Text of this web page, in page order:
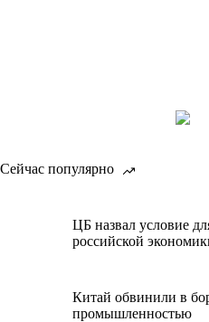
Сейчас популярно
ЦБ назвал условие
российской
Китай обвинили в
промышленностью